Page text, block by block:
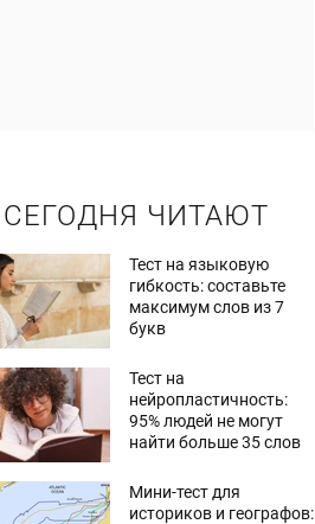
СЕГОДНЯ ЧИТАЮТ
Тест на языковую
гибкость: составьте
максимум слов из 7
букв
Тест на
нейропластичность:
95% людей не могут
найти больше 35 слов
Мини-тест для
историков и географов: